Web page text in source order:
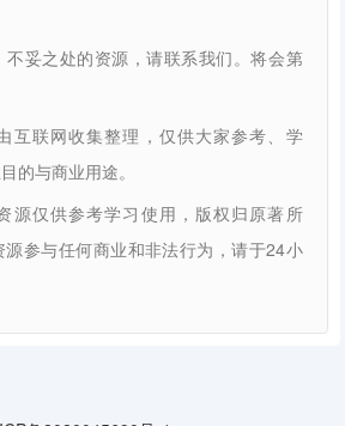
妥之处的资源，请联系我们。将会第
互联网收集整理，仅供大家参考、学
的与商业用途。
源仅供参考学习使用，版权归原著所
参与任何商业和非法行为，请于24小